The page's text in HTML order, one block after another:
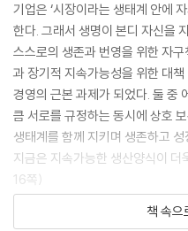
참고문헌
저자에 대하여
기업은 ‘시장이라는 생태계 안에
한다. 그래서 생명이 본디 자신을
스스로의 생존과 번영을 위한 자
과 장기적 지속가능성을 위한 대
경영의 근본 과제가 되었다. 둘 중
큼 서로를 규정하는 동시에 상호
생태계를 함께 지키며 생존하고
지금은 지속가능한 생산양식이 더
16쪽)
기업은 왜 존재하는가. 어렵고 절
책 속으